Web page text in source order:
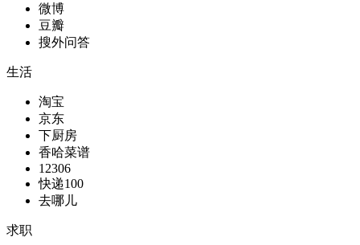
微博
豆瓣
搜外问答
生活
淘宝
京东
下厨房
香哈菜谱
12306
快递100
去哪儿
求职